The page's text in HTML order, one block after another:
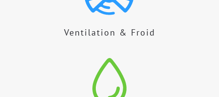
Ventilation & Froid